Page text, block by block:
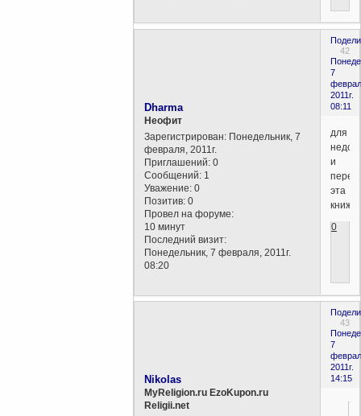
42
7
2011г.
08:11
Dharma
Неофит
Зарегистрирован: Понедельник, 7
февраля, 2011г.
Приглашений: 0
Сообщений: 1
Уважение: 0
Позитив: 0
Провел на форуме:
10 минут
Последний визит:
Понедельник, 7 февраля, 2011г.
08:20
для
и
эта
книжка
0
43
7
2011г.
14:15
Nikolas
MyReligion.ru EzoKupon.ru
Religii.net